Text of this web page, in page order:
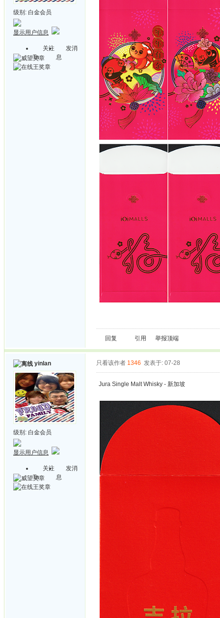
级别: 白金会员
显示用户信息
关注
Ta
发消
息
回复 引用 举报顶端
yinlan
级别: 白金会员
显示用户信息
关注
Ta
发消
息
只看该作者 1346 发表于: 07-28
Jura Single Malt Whisky - 新加坡